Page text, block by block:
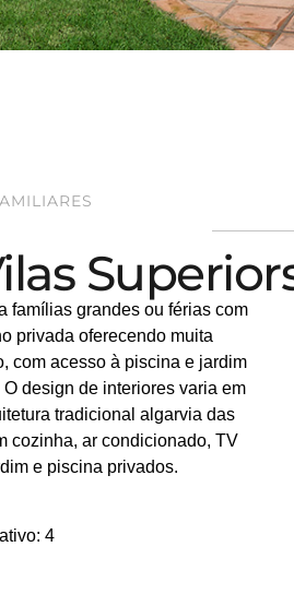
famílias grandes ou férias com
privada oferecendo muita
com acesso à piscina e jardim
design de interiores varia em
tradicional algarvia das
cozinha, ar condicionado, TV
e piscina privados.
4